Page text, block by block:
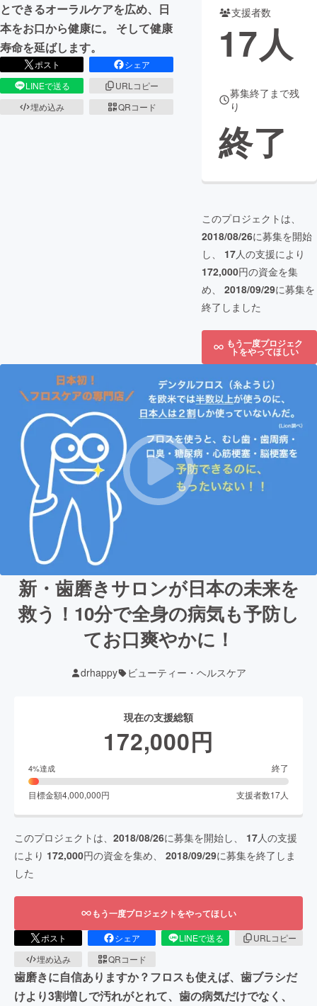
とできるオーラルケアを広め、日
本をお口から健康に。 そして健康
寿命を延ばします。
ポスト
シェア
LINEで送る
URLコピー
埋め込み
QRコード
支援者数
17人
募集終了まで残
り
終了
このプロジェクトは、
2018/08/26に募集を開始
し、 17人の支援により
172,000円の資金を集
め、 2018/09/29に募集を
終了しました
もう一度プロジェク
トをやってほしい
新・歯磨きサロンが日本の未来を
救う！10分で全身の病気も予防し
てお口爽やかに！
drhappy ビューティー・ヘルスケア
現在の支援総額
172,000円
4%達成 終了
目標金額4,000,000円 支援者数17人
このプロジェクトは、 2018/08/26に募集を開始し、 17人の支援
により 172,000円の資金を集め、 2018/09/29に募集を終了しま
した
もう一度プロジェクトをやってほしい
ポスト シェア LINEで送る
URLコピー
埋め込み
QRコード
歯磨きに自信ありますか？フロスも使えば、歯ブラシだ
けより3割増しで汚れがとれて、歯の病気だけでなく、